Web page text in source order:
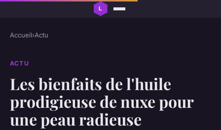
Accueil›Actu
ACTU
Les bienfaits de l'huile
prodigieuse de nuxe pour
une peau radieuse